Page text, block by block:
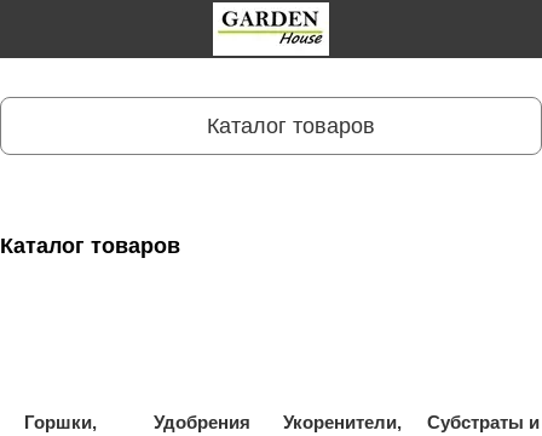
Каталог товаров
Каталог товаров
Горшки,
Удобрения
Укоренители,
Субстраты и